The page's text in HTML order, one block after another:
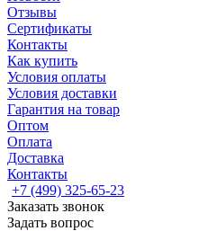
Отзывы
Сертификаты
Контакты
Как купить
Условия оплаты
Условия доставки
Гарантия на товар
Оптом
Оплата
Доставка
Контакты
+7 (499) 325-65-23
Заказать звонок
Задать вопрос